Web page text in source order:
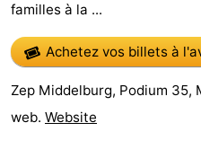
familles à la ...
Achetez vos billets à
Zep Middelburg, Podium 35,
web. Website